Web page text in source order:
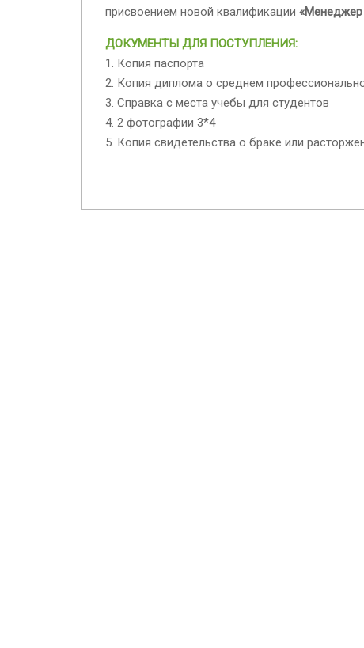
присвоением новой квалификации
ДОКУМЕНТЫ ДЛЯ ПОСТУПЛЕНИЯ:
1. Копия паспорта
2. Копия диплома о среднем
3. Справка с места учебы для студентов
4. 2 фотографии 3*4
5. Копия свидетельства о браке или